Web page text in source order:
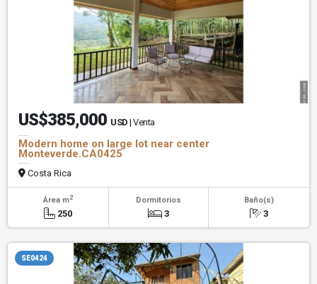
US$385,000 USD | Venta
Modern home on large lot near center
Monteverde.CA0425
Costa Rica
Área m2
250
Dormitorios
3
Baño(s)
3
SE0424